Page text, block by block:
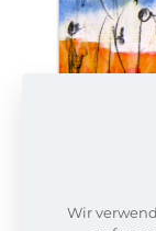
ShareWir